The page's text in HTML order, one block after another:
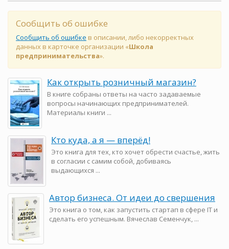
Сообщить об ошибке
Сообщить об ошибке в описании, либо некорректных
данных в карточке организации «Школа
предпринимательства».
Как открыть розничный магазин?
В книге собраны ответы на часто задаваемые
вопросы начинающих предпринимателей.
Материалы книги ...
Кто куда, а я — вперёд!
Это книга для тех, кто хочет обрести счастье, жить
в согласии с самим собой, добиваясь
выдающихся ...
Автор бизнеса. От идеи до свершения
Это книга о том, как запустить стартап в сфере IT и
сделать его успешным. Вячеслав Семенчук, ...